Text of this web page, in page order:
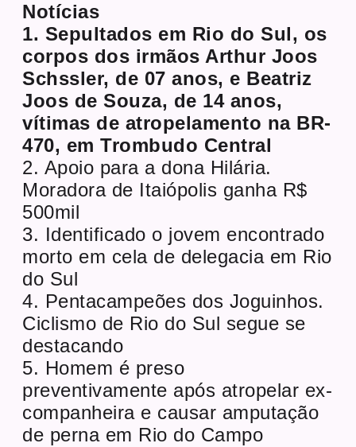
Notícias
1. Sepultados em Rio do Sul, os
corpos dos irmãos Arthur Joos
Schssler, de 07 anos, e Beatriz
Joos de Souza, de 14 anos,
vítimas de atropelamento na BR-
470, em Trombudo Central
2. Apoio para a dona Hilária.
Moradora de Itaiópolis ganha R$
500mil
3. Identificado o jovem encontrado
morto em cela de delegacia em Rio
do Sul
4. Pentacampeões dos Joguinhos.
Ciclismo de Rio do Sul segue se
destacando
5. Homem é preso
preventivamente após atropelar ex-
companheira e causar amputação
de perna em Rio do Campo